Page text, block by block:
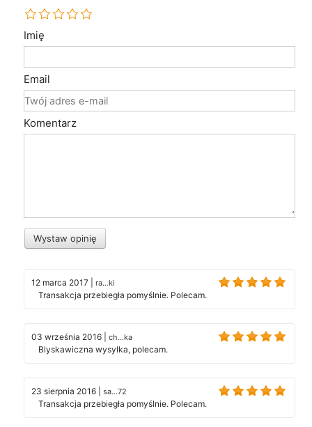
Imię
Email
Komentarz
Wystaw opinię
12 marca 2017 ra...ki
Transakcja przebiegła pomyślnie. Polecam.
03 września 2016 ch...ka
Blyskawiczna wysylka, polecam.
23 sierpnia 2016 sa...72
Transakcja przebiegła pomyślnie. Polecam.